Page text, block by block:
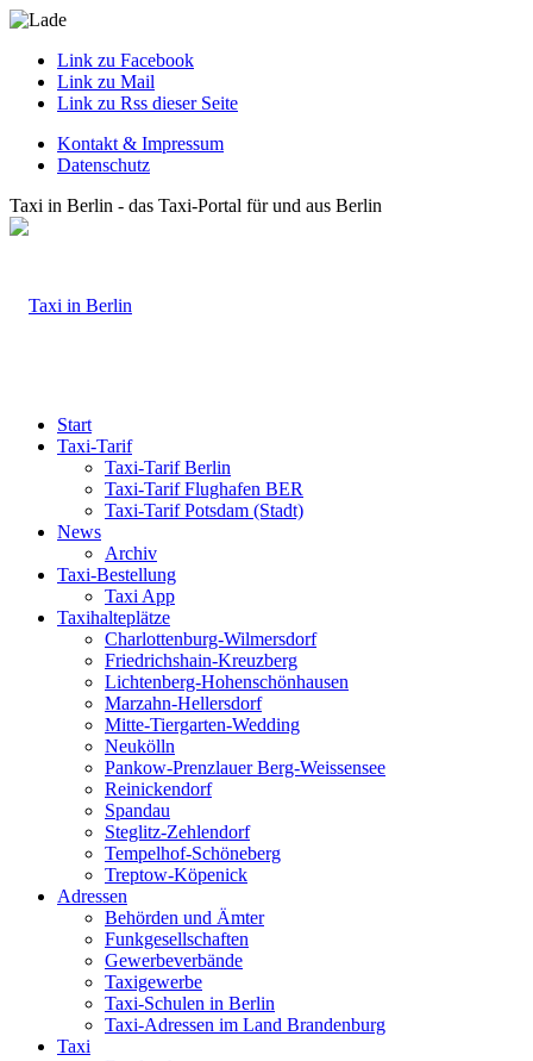
Link zu Facebook
Link zu Mail
Link zu Rss dieser Seite
Kontakt & Impressum
Datenschutz
Taxi in Berlin - das Taxi-Portal für und aus Berlin
Start
Taxi-Tarif
Taxi-Tarif Berlin
Taxi-Tarif Flughafen BER
Taxi-Tarif Potsdam (Stadt)
News
Archiv
Taxi-Bestellung
Taxi App
Taxihalteplätze
Charlottenburg-Wilmersdorf
Friedrichshain-Kreuzberg
Lichtenberg-Hohenschönhausen
Marzahn-Hellersdorf
Mitte-Tiergarten-Wedding
Neukölln
Pankow-Prenzlauer Berg-Weissensee
Reinickendorf
Spandau
Steglitz-Zehlendorf
Tempelhof-Schöneberg
Treptow-Köpenick
Adressen
Behörden und Ämter
Funkgesellschaften
Gewerbeverbände
Taxigewerbe
Taxi-Schulen in Berlin
Taxi-Adressen im Land Brandenburg
Taxi